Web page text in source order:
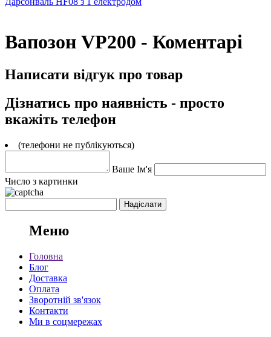
Вапозон VP200 - Коментарі
Написати відгук про товар
Дізнатись про наявність - просто
вкажіть телефон
(телефони не публікуються)
Ваше Ім'я
Число з картинки
Меню
Головна
Блог
Доставка
Оплата
Зворотній зв'язок
Контакти
Ми в соцмережах